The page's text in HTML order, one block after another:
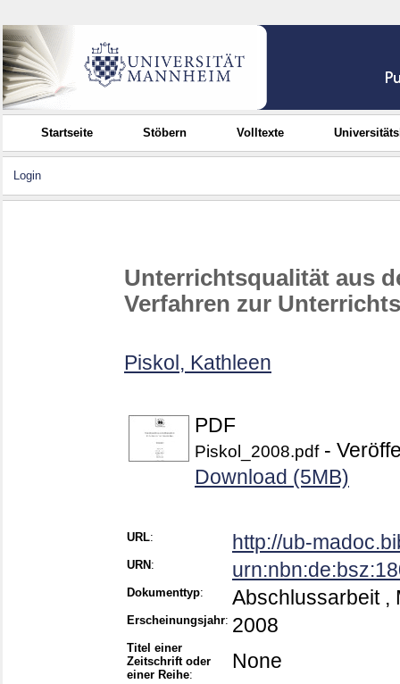
Startseite Stöbern Volltexte
Login
Unterrichtsqualität aus
Verfahren zur
Piskol, Kathleen
PDF
Piskol_2008.pdf-
Download (5MB)
URL: http://ub-
URN :
Dokumenttyp: Abschlussarbeit ,
Erscheinungsjahr: 2008
Titel einer
Zeitschrift oder
einer Reihe:
None